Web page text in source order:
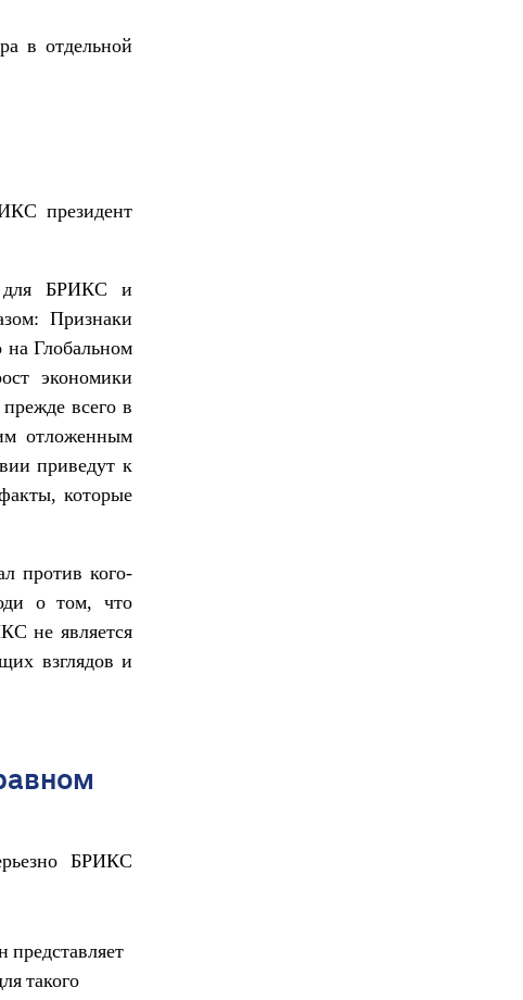
в отдельной
президент
для БРИКС и
Признаки
на Глобальном
экономики
всего в
отложенным
приведут к
которые
против кого-
о том, что
не является
взглядов и
БРИКС
представляет
такого